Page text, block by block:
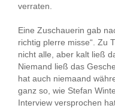
verraten.
Eine Zuschauerin gab
richtig plerre misse“. Zu
nicht alle, aber kalt ließ
Niemand ließ das
hat auch niemaand
ganz so, wie Stefan
Interview versprochen